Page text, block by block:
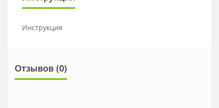
Инструкция
Отзывов (0)